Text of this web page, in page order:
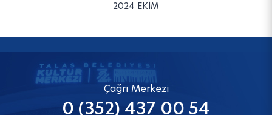
2024 EKIM
Çağrı Merkezi
0 (352) 437 00 54